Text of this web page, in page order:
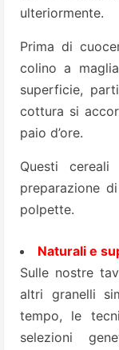
ulteriormente.
Prima di
colino a
superficie,
cottura si
paio d’ore.
Questi
preparazione
polpette.
Naturali e
Sulle nostre
altri granelli
tempo, le
selezioni